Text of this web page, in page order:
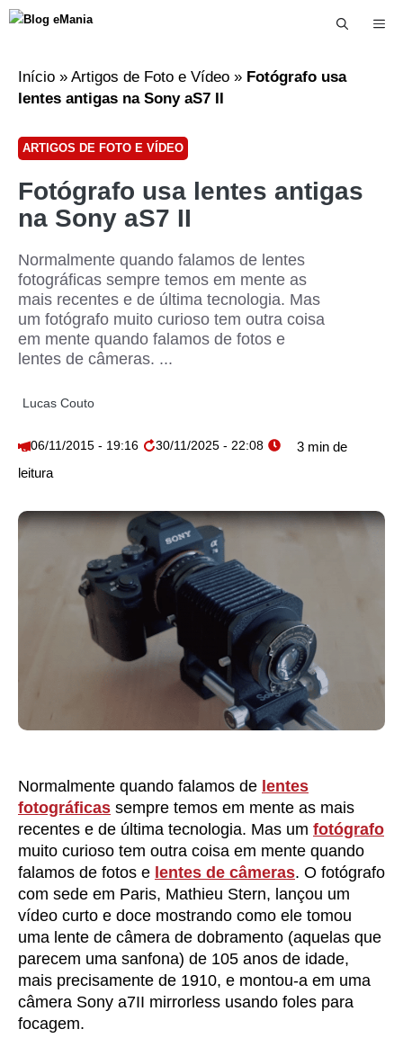
Início » Artigos de Foto e Vídeo » Fotógrafo usa
lentes antigas na Sony aS7 II
ARTIGOS DE FOTO E VÍDEO
Fotógrafo usa lentes antigas
na Sony aS7 II
Normalmente quando falamos de lentes
fotográficas sempre temos em mente as
mais recentes e de última tecnologia. Mas
um fotógrafo muito curioso tem outra coisa
em mente quando falamos de fotos e
lentes de câmeras. ...
Lucas Couto
06/11/2015 - 19:16 30/11/2025 - 22:08
Normalmente quando falamos de lentes
fotográficas sempre temos em mente as mais
recentes e de última tecnologia. Mas um fotógrafo
muito curioso tem outra coisa em mente quando
falamos de fotos e lentes de câmeras. O fotógrafo
com sede em Paris, Mathieu Stern, lançou um
vídeo curto e doce mostrando como ele tomou
uma lente de câmera de dobramento (aquelas que
parecem uma sanfona) de 105 anos de idade,
mais precisamente de 1910, e montou-a em uma
câmera Sony a7II mirrorless usando foles para
focagem.